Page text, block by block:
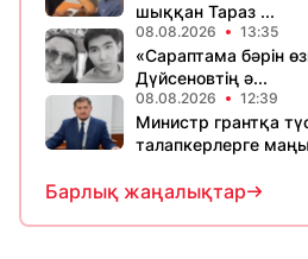
шыққан Тараз ...
08.08.2026 13:35
«Сараптама бәрін
Дүйсеновтің ә...
08.08.2026 12:39
Министр грантқа
талапкерлерге
Барлық жаңалықтар